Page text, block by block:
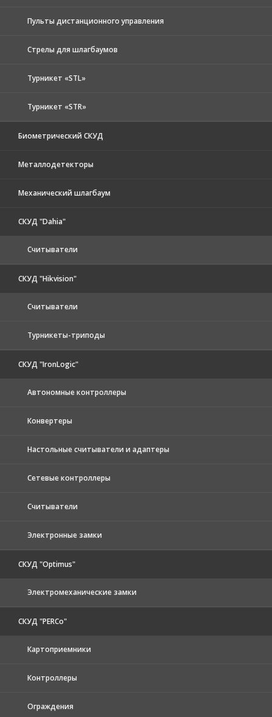
Пульты дистанционного управления
Стрелы для шлагбаумов
Турникет «STL»
Турникет «STR»
Биометрический СКУД
Металлодетекторы
Механический шлагбаум
СКУД "Dahia"
Считыватели
СКУД "Hikvision"
Считыватели
Турникеты-триподы
СКУД "IronLogic"
Автономные контроллеры
Конвертеры
Настольные считыватели и адаптеры
Сетевые контроллеры
Считыватели
Электронные замки
СКУД "Optimus"
Электромеханические замки
СКУД "PERCo"
Картоприемники
Контроллеры
Ограждения